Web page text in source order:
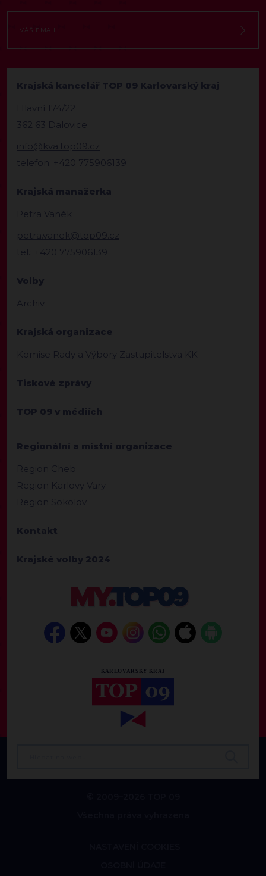
Krajská kancelář TOP 09 Karlovarský kraj
Hlavní 174/22
362 63 Dalovice
info@kva.top09.cz
telefon: +420 775906139
Krajská manažerka
Petra Vaněk
petra.vanek@top09.cz
tel.: +420 775906139
Volby
Archiv
Krajská organizace
Komise Rady a Výbory Zastupitelstva KK
Tiskové zprávy
TOP 09 v médiích
Regionální a místní organizace
Region Cheb
Region Karlovy Vary
Region Sokolov
Kontakt
Krajské volby 2024